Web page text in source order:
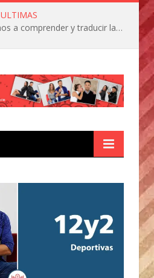
ULTIMAS
La IA está acercándonos a comprender y traducir las vocalizaciones y comportamientos de nuestras mascotas